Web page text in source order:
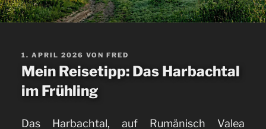
VERÖFFENTLICHT
AM
1. APRIL 2026 VON FRED
Mein Reisetipp: Das Harbachtal
im Frühling
Das Harbachtal, auf Rumänisch Valea